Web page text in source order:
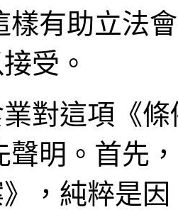
樣有助立法
受。
對這項《
聲明。首先
》，純粹是